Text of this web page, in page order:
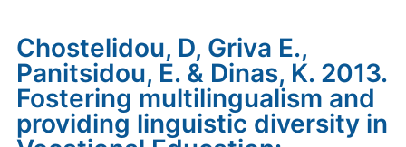
Chostelidou, D, Griva E.,
Panitsidou, E. & Dinas, K. 2013.
Fostering multilingualism and
providing linguistic diversity in